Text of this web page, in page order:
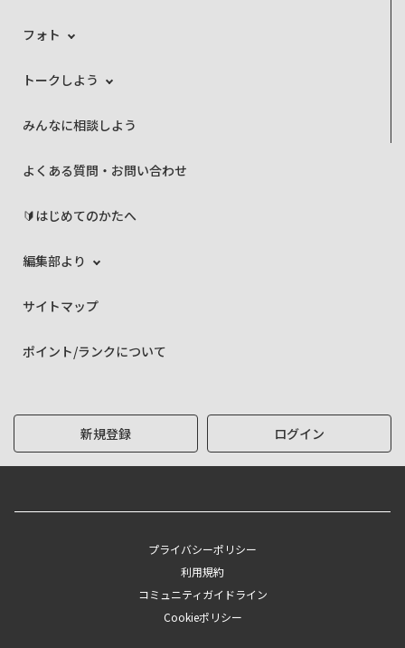
フォト
トークしよう
みんなに相談しよう
よくある質問・お問い合わせ
🔰はじめてのかたへ
編集部より
サイトマップ
ポイント/ランクについて
新規登録 ログイン
プライバシーポリシー
利用規約
コミュニティガイドライン
Cookieポリシー